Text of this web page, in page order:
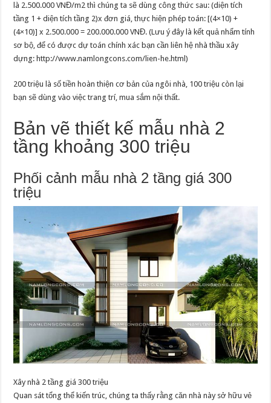
là 2.500.000 VNĐ/m2 thì chúng ta sẽ dùng công thức sau: (diện tích
tầng 1 + diện tích tầng 2)x đơn giá, thực hiện phép toán: [(4×10) +
(4×10)] x 2.500.000 = 200.000.000 VNĐ. (Lưu ý đây là kết quả nhẩm tính
sơ bộ, để có được dự toán chính xác bạn cần liên hệ nhà thầu xây
dựng: http://www.namlongcons.com/lien-he.html)
200 triệu là số tiền hoàn thiện cơ bản của ngôi nhà, 100 triệu còn lại
bạn sẽ dùng vào việc trang trí, mua sắm nội thất.
Bản vẽ thiết kế mẫu nhà 2
tầng khoảng 300 triệu
Phối cảnh mẫu nhà 2 tầng giá 300
triệu
Xây nhà 2 tầng giá 300 triệu
Quan sát tổng thể kiến trúc, chúng ta thấy rằng căn nhà này sở hữu vẻ